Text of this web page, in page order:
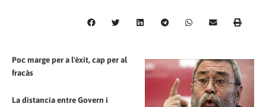
Poc marge per a l'èxit, cap per al
fracàs
La distancia entre Govern i